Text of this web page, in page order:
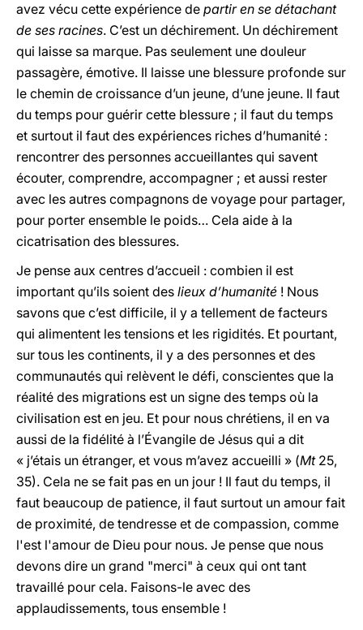
avez vécu cette expérience de partir en se détachant
de ses racines. C’est un déchirement. Un déchirement
qui laisse sa marque. Pas seulement une douleur
passagère, émotive. Il laisse une blessure profonde sur
le chemin de croissance d’un jeune, d’une jeune. Il faut
du temps pour guérir cette blessure ; il faut du temps
et surtout il faut des expériences riches d’humanité :
rencontrer des personnes accueillantes qui savent
écouter, comprendre, accompagner ; et aussi rester
avec les autres compagnons de voyage pour partager,
pour porter ensemble le poids… Cela aide à la
cicatrisation des blessures.
Je pense aux centres d’accueil : combien il est
important qu’ils soient des lieux d’humanité ! Nous
savons que c’est difficile, il y a tellement de facteurs
qui alimentent les tensions et les rigidités. Et pourtant,
sur tous les continents, il y a des personnes et des
communautés qui relèvent le défi, conscientes que la
réalité des migrations est un signe des temps où la
civilisation est en jeu. Et pour nous chrétiens, il en va
aussi de la fidélité à l’Évangile de Jésus qui a dit
« j’étais un étranger, et vous m’avez accueilli » (Mt25,
35). Cela ne se fait pas en un jour ! Il faut du temps, il
faut beaucoup de patience, il faut surtout un amour fait
de proximité, de tendresse et de compassion, comme
l'est l'amour de Dieu pour nous. Je pense que nous
devons dire un grand "merci" à ceux qui ont tant
travaillé pour cela. Faisons-le avec des
applaudissements, tous ensemble !